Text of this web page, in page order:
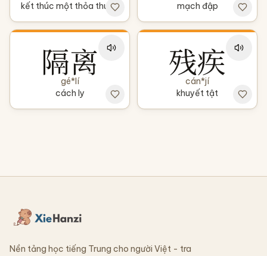
kết thúc một thỏa thuận
mạch đập
隔离
gé*lí
cách ly
残疾
cán*jí
khuyết tật
Nền tảng học tiếng Trung cho người Việt - tra